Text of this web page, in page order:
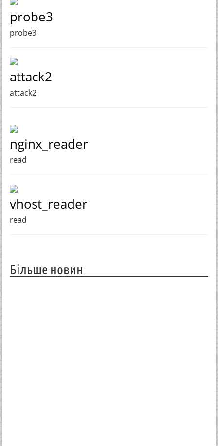
probe3
probe3
attack2
attack2
nginx_reader
read
vhost_reader
read
Більше новин